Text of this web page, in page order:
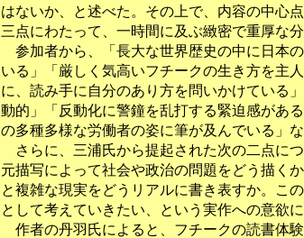
はないか、と述べた。その上で、内容の中心
三点にわたって、一時間に及ぶ緻密で重厚な分
参加者から、「長大な世界歴史の中に日本
いる」「厳しく気高いフチークの生き方を主
に、読み手に自分のあり方を問いかけている
動的」「反動化に警鐘を乱打する緊迫感があ
の多種多様な労働者の姿に筆が及んでいる」
さらに、三浦氏から提起された次の二点に
元描写によって社会や政治の問題をどう描く
と複雑な現実をどうリアルに書き表すか。こ
として考えていきたい、という実作への意欲
作者の丹羽氏によると、フチークの読書体